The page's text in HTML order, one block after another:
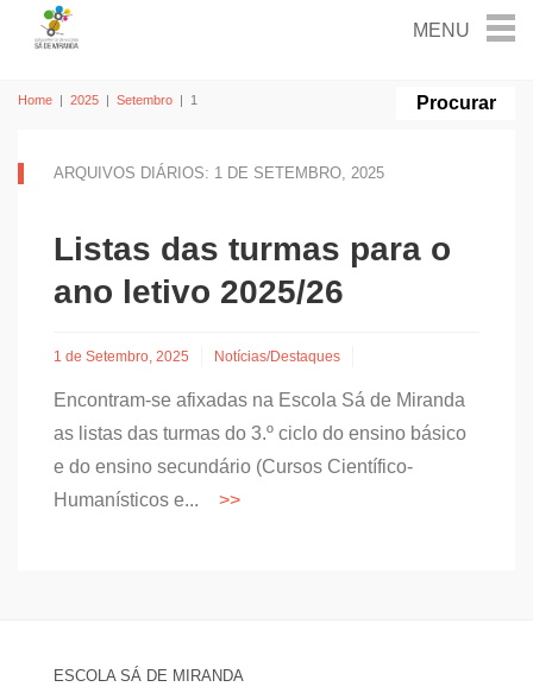
Home | 2025 | Setembro | 1
ARQUIVOS DIÁRIOS: 1 DE SETEMBRO, 2025
Listas das turmas para o
ano letivo 2025/26
1 de Setembro, 2025 Notícias/Destaques
Encontram-se afixadas na Escola Sá de Miranda
as listas das turmas do 3.º ciclo do ensino básico
e do ensino secundário (Cursos Científico-
Humanísticos e...
ESCOLA SÁ DE MIRANDA